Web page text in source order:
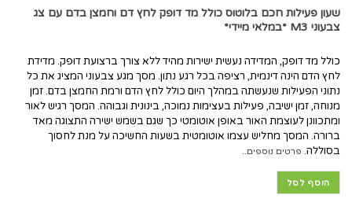
שעון פעילות חכם בלוטוס כולל מד דופק לחץ דם וחמצן בדם עם צג
צבעוני M3 *במלאי מיידי*
כולל מד דופק, המדידה נעשית ישירות מהיד ללא צורך ברצועת דופק. מדידת
לחץ הדם הינה דינמית, רציפה בכל רגע נתון. מסך מגע צבעוני המציג את כל
נתוני הפעילות שנעשתה במהלך היום כולל לחץ הדם ורמת החמצן בדם. זמן
מנוחה, זמן ישיבה, פעילות בעצימות נמוכה, בינונית וגבוהה. המסך רגיש לאור
ומתכוונן לעוצמת האור באופן אוטומטי כך שגם בשמש ישירה התצוגה מאד
ברורה. המסך מחליש עצמו אוטומטית בשעות החשיכה על מנת לחסוך
בסוללה. פרטים נוספים..
הוסף לסל